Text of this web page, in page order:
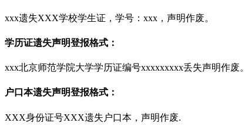
xxx遗失XXX学校学生证，学号：xxx，声明作废。
学历证遗失声明登报格式：
xxx北京师范学院大学学历证编号xxxxxxxxx丢失声明作废。
户口本遗失声明登报格式：
XXX身份证号XXX遗失户口本，声明作废.